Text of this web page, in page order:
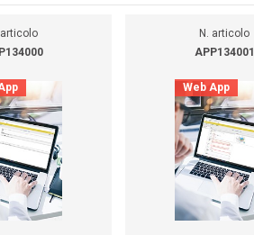
articolo
N. articolo
APP134001
Web App